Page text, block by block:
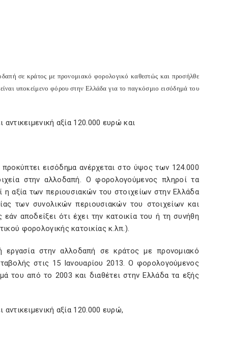
σε κράτος με προνομιακό φορολογικό καθεστώς και προσήλθε
υποκείμενο φόρου στην Ελλάδα για το παγκόσμιο εισόδημά του
αξία 120.000 ευρώ και
εισόδημα ανέρχεται στο ύψος των 124.000
στην αλλοδαπή. Ο φορολογούμενος πληροί τα
η αξία των περιουσιακών του στοιχείων στην Ελλάδα
των συνολικών περιουσιακών του στοιχείων και
αποδείξει ότι έχει την κατοικία του ή τη συνήθη
φορολογικής κατοικίας κ.λπ.).
εργασία στην αλλοδαπή σε κράτος με προνομιακό
στις 15 Ιανουαρίου 2013. Ο φορολογούμενος
του από το 2003 και διαθέτει στην Ελλάδα τα εξής
αξία 120.000 ευρώ,